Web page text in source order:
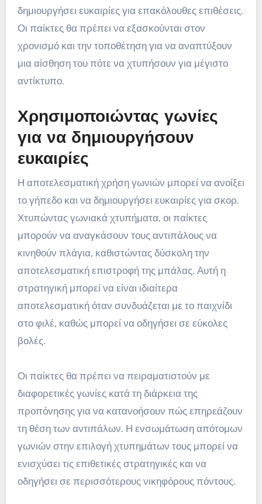
δημιουργήσει ευκαιρίες για επακόλουθες επιθέσεις.
Οι παίκτες θα πρέπει να εξασκούνται στον
χρονισμό και την τοποθέτηση για να αναπτύξουν
μια αίσθηση του πότε να χτυπήσουν για μέγιστο
αντίκτυπο.
Χρησιμοποιώντας γωνίες
για να δημιουργήσουν
ευκαιρίες
Η αποτελεσματική χρήση γωνιών μπορεί να ανοίξει
το γήπεδο και να δημιουργήσει ευκαιρίες για σκορ.
Χτυπώντας γωνιακά χτυπήματα, οι παίκτες
μπορούν να αναγκάσουν τους αντιπάλους να
κινηθούν πλάγια, καθιστώντας δύσκολη την
αποτελεσματική επιστροφή της μπάλας. Αυτή η
στρατηγική μπορεί να είναι ιδιαίτερα
αποτελεσματική όταν συνδυάζεται με το παιχνίδι
στο φιλέ, καθώς μπορεί να οδηγήσει σε εύκολες
βολές.
Οι παίκτες θα πρέπει να πειραματιστούν με
διαφορετικές γωνίες κατά τη διάρκεια της
προπόνησης για να κατανοήσουν πώς επηρεάζουν
τη θέση των αντιπάλων. Η ενσωμάτωση απότομων
γωνιών στην επιλογή χτυπημάτων τους μπορεί να
ενισχύσει τις επιθετικές στρατηγικές και να
οδηγήσει σε περισσότερους νικηφόρους πόντους.